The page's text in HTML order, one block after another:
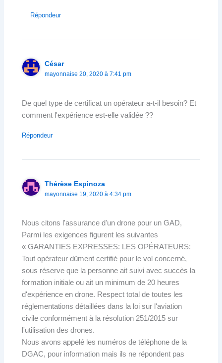
Répondeur
César
mayonnaise 20, 2020 à 7:41 pm
De quel type de certificat un opérateur a-t-il besoin? Et
comment l'expérience est-elle validée ??
Répondeur
Thérèse Espinoza
mayonnaise 19, 2020 à 4:34 pm
Nous citons l'assurance d'un drone pour un GAD,
Parmi les exigences figurent les suivantes
« GARANTIES EXPRESSES: LES OPÉRATEURS:
Tout opérateur dûment certifié pour le vol concerné,
sous réserve que la personne ait suivi avec succès la
formation initiale ou ait un minimum de 20 heures
d'expérience en drone. Respect total de toutes les
réglementations détaillées dans la loi sur l'aviation
civile conformément à la résolution 251/2015 sur
l'utilisation des drones.
Nous avons appelé les numéros de téléphone de la
DGAC, pour information mais ils ne répondent pas